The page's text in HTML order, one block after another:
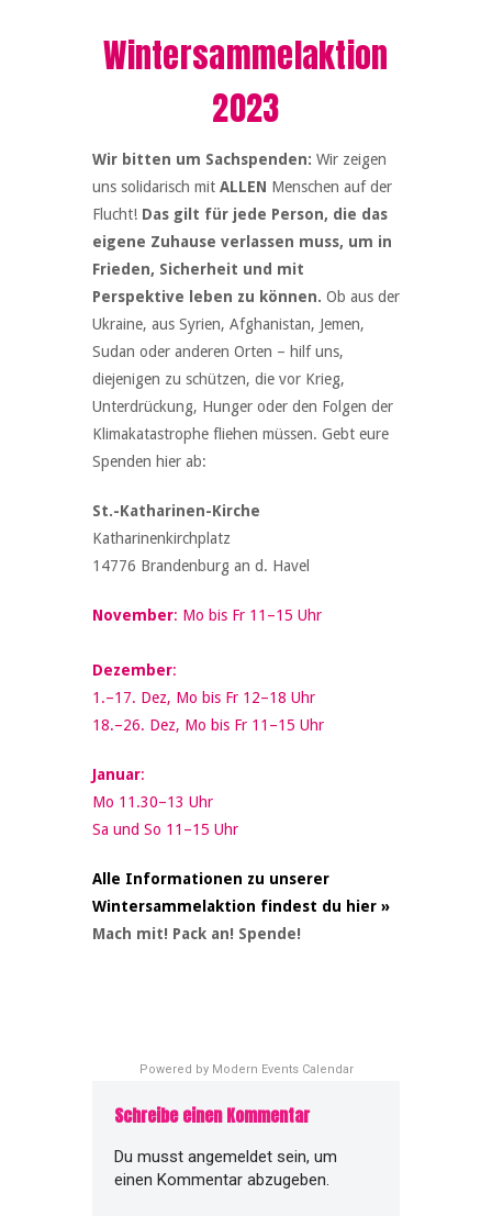
Wintersammelaktion
2023
Wir bitten um Sachspenden: Wir zeigen
uns solidarisch mit ALLEN Menschen auf der
Flucht! Das gilt für jede Person, die das
eigene Zuhause verlassen muss, um in
Frieden, Sicherheit und mit
Perspektive leben zu können. Ob aus der
Ukraine, aus Syrien, Afghanistan, Jemen,
Sudan oder anderen Orten – hilf uns,
diejenigen zu schützen, die vor Krieg,
Unterdrückung, Hunger oder den Folgen der
Klimakatastrophe fliehen müssen. Gebt eure
Spenden hier ab:
St.-Katharinen-Kirche
Katharinenkirchplatz
14776 Brandenburg an d. Havel
November: Mo bis Fr 11–15 Uhr
Dezember:
1.–17. Dez, Mo bis Fr 12–18 Uhr
18.–26. Dez, Mo bis Fr 11–15 Uhr
Januar:
Mo 11.30–13 Uhr
Sa und So 11–15 Uhr
Alle Informationen zu unserer
Wintersammelaktion findest du hier »
Mach mit! Pack an! Spende!
Powered by Modern Events Calendar
Schreibe einen Kommentar
Du musst angemeldet sein, um
einen Kommentar abzugeben.